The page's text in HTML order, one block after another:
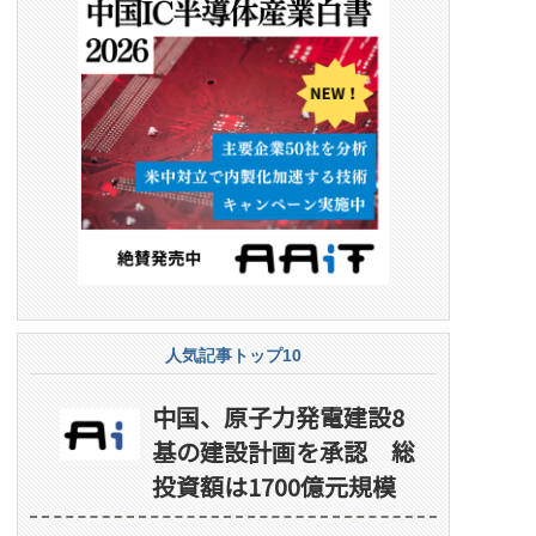
人気記事トップ10
中国、原子力発電建設8
基の建設計画を承認 総
投資額は1700億元規模